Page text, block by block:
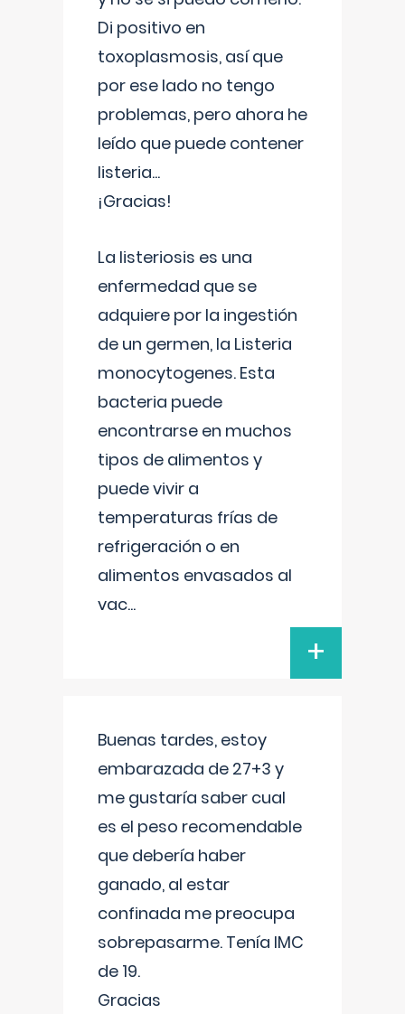
Di positivo en
toxoplasmosis, así que
por ese lado no tengo
problemas, pero ahora he
leído que puede contener
listeria...
¡Gracias!
La listeriosis es una
enfermedad que se
adquiere por la ingestión
de un germen, la Listeria
monocytogenes. Esta
bacteria puede
encontrarse en muchos
tipos de alimentos y
puede vivir a
temperaturas frías de
refrigeración o en
alimentos envasados al
vac...
+
Buenas tardes, estoy
embarazada de 27+3 y
me gustaría saber cual
es el peso recomendable
que debería haber
ganado, al estar
confinada me preocupa
sobrepasarme. Tenía IMC
de 19.
Gracias